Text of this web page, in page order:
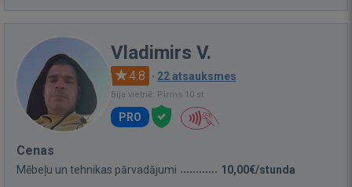
Vladimirs V.
4.8 · 22 atsauksmes
Bija vietnē: Pirms 10 st.
PRO
Cenas
Mēbeļu un tehnikas pārvadājumi 10,00€/stunda